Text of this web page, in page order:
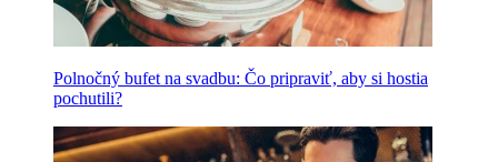
Polnočný bufet na svadbu: Čo pripraviť, aby si hostia
pochutili?